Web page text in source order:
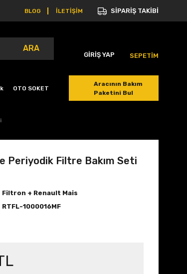
BLOG İLETİŞİM SİPARİŞ TAKİBİ
ARA
GİRİŞ YAP SEPETİM
OTO SOKET
Aracının Bakım
Paketini Bul
Periyodik Filtre Bakım Seti
Filtron + Renault Mais
RTFL-1000016MF